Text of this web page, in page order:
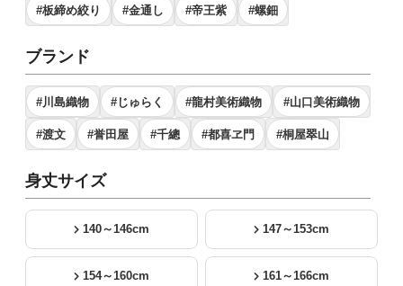
#板締め絞り #金通し #帝王紫 #螺鈿
ブランド
#川島織物 #じゅらく #龍村美術織物 #山口美術織物
#渡文 #誉田屋 #千總 #都喜ヱ門 #桐屋翠山
身丈サイズ
140～146cm 147～153cm
154～160cm 161～166cm